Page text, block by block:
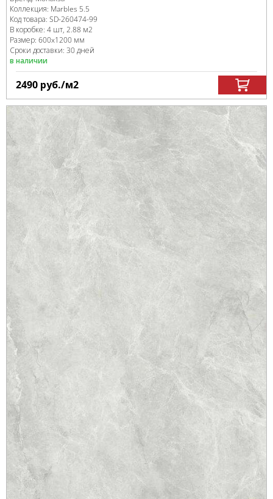
Коллекция: Marbles 5.5
Код товара: SD-260474-99
В коробке: 4 шт, 2.88 м2
Размер: 600x1200 мм
Сроки доставки: 30 дней
в наличии
2490 руб./м2